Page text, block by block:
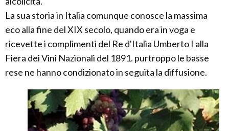
La sua storia in Italia comunque conosce la massima
eco alla fine del XIX secolo, quando era in voga e
ricevette i complimenti del Re d'Italia Umberto I alla
Fiera dei Vini Nazionali del 1891. purtroppo le basse
rese ne hanno condizionato in seguita la diffusione.